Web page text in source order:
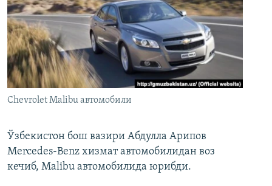
Chevrolet Malibu автомобили
Ўзбекистон бош вазири Абдулла Арипов
Mercedes-Benz хизмат автомобилидан воз
кечиб, Malibu автомобилида юрибди.